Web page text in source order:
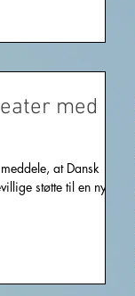
med ny
at Dansk
støtte til en ny